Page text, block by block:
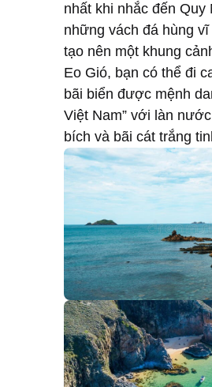
nhất khi nhắc đến
những vách đá hùng
tạo nên một khung
Eo Gió, bạn có thể đi
bãi biển được mệnh
Việt Nam” với làn
bích và bãi cát trắng